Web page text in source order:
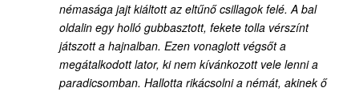
némasága jajt kiáltott az eltűnő csillagok felé. A bal
oldalin egy holló gubbasztott, fekete tolla vérszínt
játszott a hajnalban. Ezen vonaglott végsőt a
megátalkodott lator, ki nem kívánkozott vele lenni a
paradicsomban. Hallotta rikácsolni a némát, akinek ő